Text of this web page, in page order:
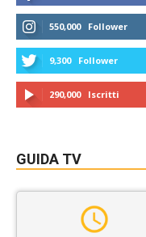
550,000 Follower
9,300 Follower
290,000 Iscritti
GUIDA TV